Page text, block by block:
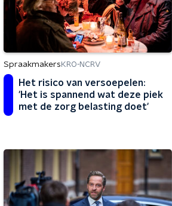
Spraakmakers KRO-NCRV
Het risico van versoepelen:
'Het is spannend wat deze piek
met de zorg belasting doet'